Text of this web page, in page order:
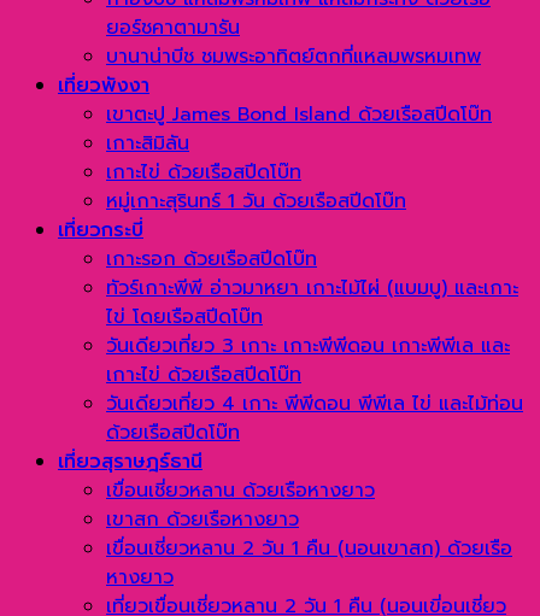
ยอร์ชคาตามารัน
บานาน่าบีช ชมพระอาทิตย์ตกที่แหลมพรหมเทพ
เที่ยวพังงา
เขาตะปู James Bond Island ด้วยเรือสปีดโบ๊ท
เกาะสิมิลัน
เกาะไข่ ด้วยเรือสปีดโบ๊ท
หมู่เกาะสุรินทร์ 1 วัน ด้วยเรือสปีดโบ๊ท
เที่ยวกระบี่
เกาะรอก ด้วยเรือสปีดโบ๊ท
ทัวร์เกาะพีพี อ่าวมาหยา เกาะไม้ไผ่ (แบมบู) และเกาะ
ไข่ โดยเรือสปีดโบ๊ท
วันเดียวเที่ยว 3 เกาะ เกาะพีพีดอน เกาะพีพีเล และ
เกาะไข่ ด้วยเรือสปีดโบ๊ท
วันเดียวเที่ยว 4 เกาะ พีพีดอน พีพีเล ไข่ และไม้ท่อน
ด้วยเรือสปีดโบ๊ท
เที่ยวสุราษฎร์ธานี
เขื่อนเชี่ยวหลาน ด้วยเรือหางยาว
เขาสก ด้วยเรือหางยาว
เขื่อนเชี่ยวหลาน 2 วัน 1 คืน (นอนเขาสก) ด้วยเรือ
หางยาว
เที่ยวเขื่อนเชี่ยวหลาน 2 วัน 1 คืน (นอนเขี่อนเชี่ยว